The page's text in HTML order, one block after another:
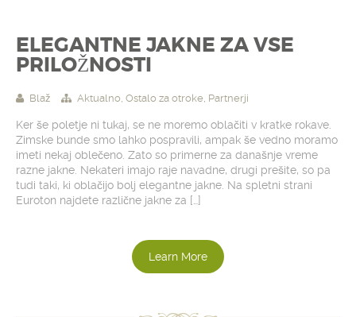
ELEGANTNE JAKNE ZA VSE
PRILOŽNOSTI
Blaž Aktualno, Ostalo za otroke, Partnerji
Ker še poletje ni tukaj, se ne moremo oblačiti v kratke rokave.
Zimske bunde smo lahko pospravili, ampak še vedno moramo
imeti nekaj oblečeno. Zato so primerne za današnje vreme
razne jakne. Nekateri imajo raje navadne, drugi prešite, so pa
tudi taki, ki oblačijo bolj elegantne jakne. Na spletni strani
Euroton najdete različne jakne za […]
Learn More